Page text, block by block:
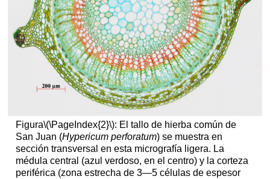
Figura\(\PageIndex{2}\): El tallo de hierba común de
San Juan (Hypericum perforatum) se muestra en
sección transversal en esta micrografía ligera. La
médula central (azul verdoso, en el centro) y la corteza
periférica (zona estrecha de 3—5 células de espesor